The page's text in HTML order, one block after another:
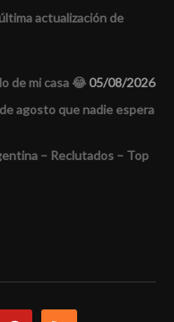
actualización de
de mi casa 😂05/08/2026
agosto que nadie espera
– Reclutados – Top